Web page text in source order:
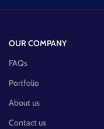
OUR COMPANY
FAQs
Portfolio
About us
Contact us